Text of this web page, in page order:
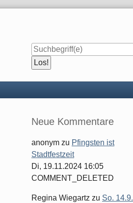
Seitenleiste
Neue Kommentare
anonym zu Pfingsten ist
Stadtfestzeit
Di, 19.11.2024 16:05
COMMENT_DELETED
Regina Wiegartz zu So. 14.9.